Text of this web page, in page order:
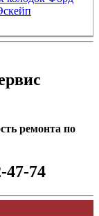
ремонта по
47-74